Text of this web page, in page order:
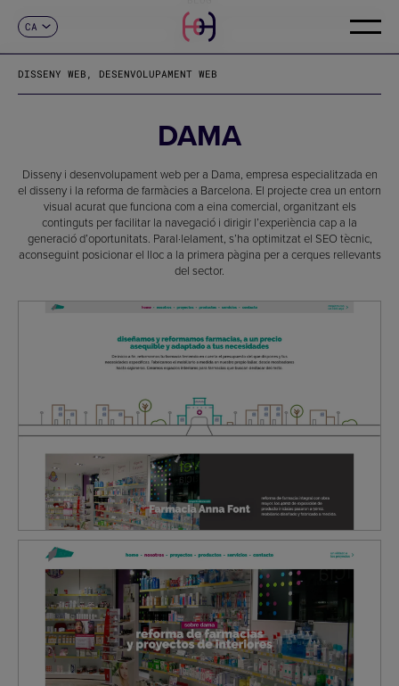
CA
FR
DE
CONTACTE
DISSENY WEB, DESENVOLUPAMENT WEB
DAMA
Disseny i desenvolupament web per a Dama, empresa especialitzada en
el disseny i la reforma de farmàcies a Barcelona. El projecte crea un entorn
visual acurat que funciona com a eina comercial, organitzant els
continguts per facilitar la navegació i dirigir l’experiència cap a la
generació d’oportunitats. Paral·lelament, s’ha optimitzat el SEO tècnic,
aconseguint posicionar el lloc a la primera pàgina per a cerques rellevants
del sector.